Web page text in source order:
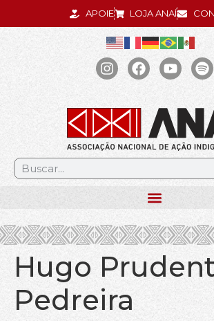
APOIE LOJA ANAÍ
.
Hugo
Pedreira